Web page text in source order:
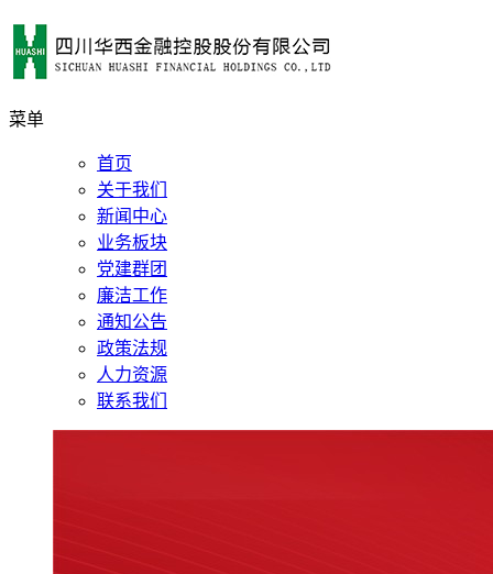
菜单
首页
关于我们
新闻中心
业务板块
党建群团
廉洁工作
通知公告
政策法规
人力资源
联系我们